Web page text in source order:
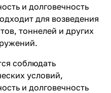
и долговечность
для возведения
тоннелей и других
соблюдать
условий,
и долговечность